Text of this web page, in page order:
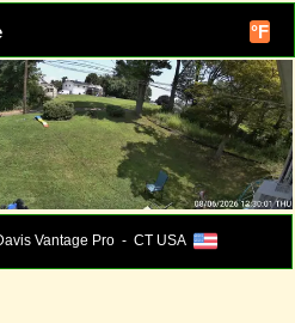
°F
Vantage Pro - CT USA